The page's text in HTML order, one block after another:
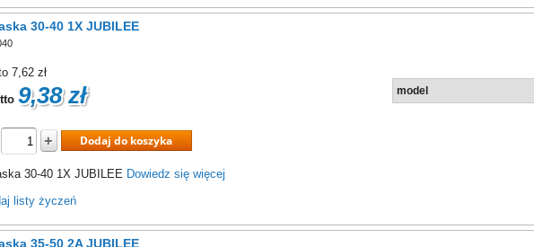
30-40 1X JUBILEE
7,62 zł
9,38 zł
+ Dodaj do koszyka
30-40 1X JUBILEE Dowiedz się więcej
listy życzeń
model
35-50 2A JUBILEE